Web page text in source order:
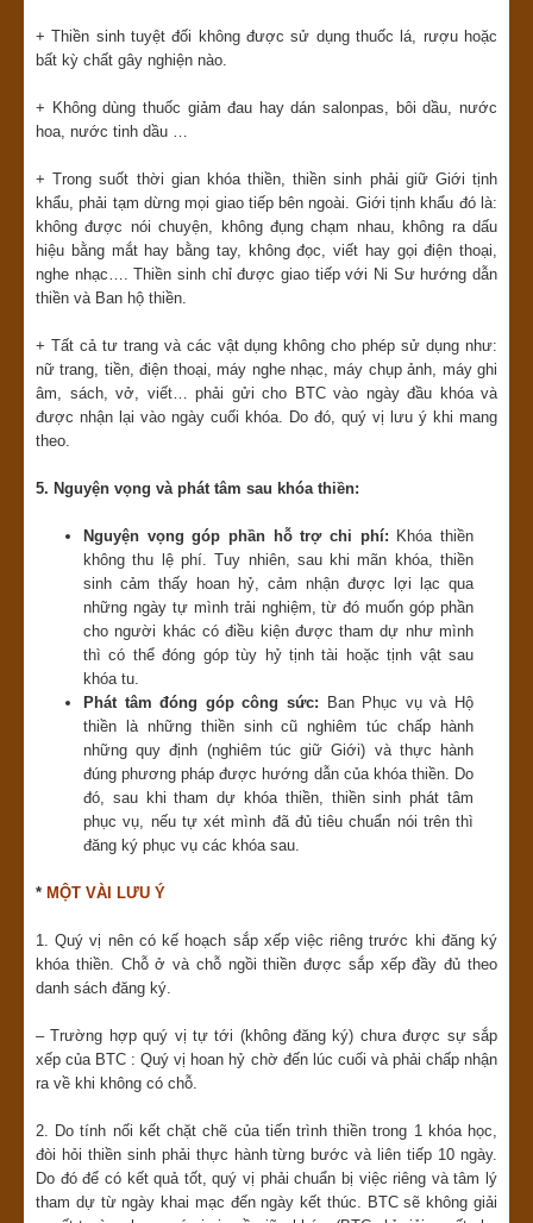
+ Thiền sinh tuyệt đối không được sử dụng thuốc lá, rượu hoặc
bất kỳ chất gây nghiện nào.
+ Không dùng thuốc giảm đau hay dán salonpas, bôi dầu, nước
hoa, nước tinh dầu …
+ Trong suốt thời gian khóa thiền, thiền sinh phải giữ Giới tịnh
khẩu, phải tạm dừng mọi giao tiếp bên ngoài. Giới tịnh khẩu đó là:
không được nói chuyện, không đụng chạm nhau, không ra dấu
hiệu bằng mắt hay bằng tay, không đọc, viết hay gọi điện thoại,
nghe nhạc…. Thiền sinh chỉ được giao tiếp với Ni Sư hướng dẫn
thiền và Ban hộ thiền.
+ Tất cả tư trang và các vật dụng không cho phép sử dụng như:
nữ trang, tiền, điện thoại, máy nghe nhạc, máy chụp ảnh, máy ghi
âm, sách, vở, viết… phải gửi cho BTC vào ngày đầu khóa và
được nhận lại vào ngày cuối khóa. Do đó, quý vị lưu ý khi mang
theo.
5. Nguyện vọng và phát tâm sau khóa thiền:
Nguyện vọng góp phần hỗ trợ chi phí: Khóa thiền
không thu lệ phí. Tuy nhiên, sau khi mãn khóa, thiền
sinh cảm thấy hoan hỷ, cảm nhận được lợi lạc qua
những ngày tự mình trải nghiệm, từ đó muốn góp phần
cho người khác có điều kiện được tham dự như mình
thì có thể đóng góp tùy hỷ tịnh tài hoặc tịnh vật sau
khóa tu.
Phát tâm đóng góp công sức: Ban Phục vụ và Hộ
thiền là những thiền sinh cũ nghiêm túc chấp hành
nhữngquy định (nghiêm túc giữ Giới) và thực hành
đúng phương pháp được hướng dẫn của khóa thiền. Do
đó, sau khi tham dự khóa thiền, thiền sinh phát tâm
phục vụ, nếu tự xét mình đã đủ tiêu chuẩn nói trên thì
đăng ký phục vụ các khóa sau.
* MỘT VÀI LƯU Ý
1. Quý vị nên có kế hoạch sắp xếp việc riêng trước khi đăng ký
khóa thiền. Chỗ ở và chỗ ngồi thiền được sắp xếp đầy đủ theo
danh sách đăng ký.
– Trường hợp quý vị tự tới (không đăng ký) chưa được sự sắp
xếp của BTC : Quý vị hoan hỷ chờ đến lúc cuối và phải chấp nhận
ra về khi không có chỗ.
2. Do tính nối kết chặt chẽ của tiến trình thiền trong 1 khóa học,
đòi hỏi thiền sinh phải thực hành từng bước và liên tiếp 10 ngày.
Do đó để có kết quả tốt, quý vị phải chuẩn bị việc riêng và tâm lý
tham dự từ ngày khai mạc đến ngày kết thúc. BTC sẽ không giải